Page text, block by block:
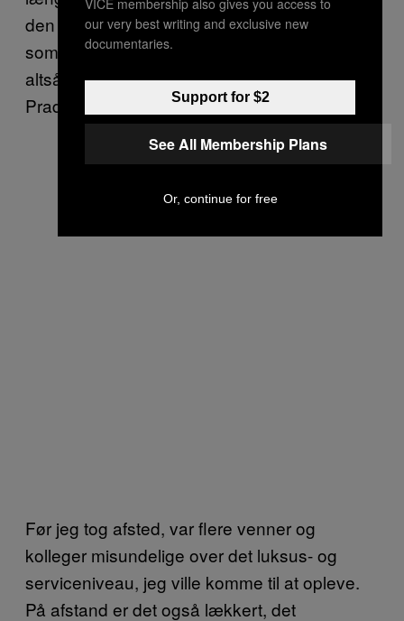
den berømte shoppinggade Orchard Road,
som jeg farer vild på, fordi alle butikkerne –
altså Burberry-, Dior-, D&G-, Louis Vuitton- og
Prada-butikkerne – ligner hinanden.
Før jeg tog afsted, var flere venner og
kolleger misundelige over det luksus- og
serviceniveau, jeg ville komme til at opleve.
På afstand er det også lækkert, det
our very best writing and exclusive new
documentaries.
Support for $2
See All Membership Plans
Or, continue for free